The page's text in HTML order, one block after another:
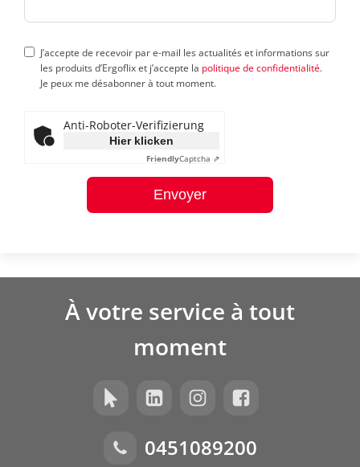
J’accepte de recevoir par e-mail les actualités et informations sur
les produits d’Ergoflix et j’accepte la politique de confidentialité.
Je peux me désabonner à tout moment.
Anti-Roboter-Verifizierung
Hier klicken
FriendlyCaptcha ⇗
Envoyer
À votre service à tout
moment
0451089200